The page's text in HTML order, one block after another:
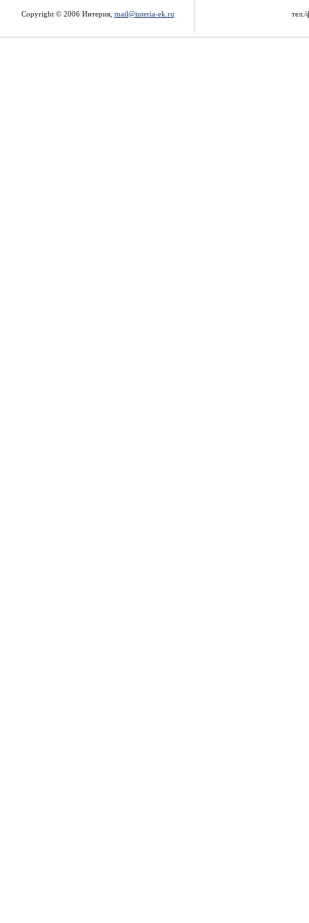
Copyright © 2006 Интерия, mail@interia-ek.ru